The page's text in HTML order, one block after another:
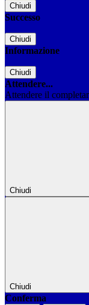
Chiudi
Successo
Chiudi
Informazione
Chiudi
Attendere...
Attendere il
Chiudi
Chiudi
Conferma